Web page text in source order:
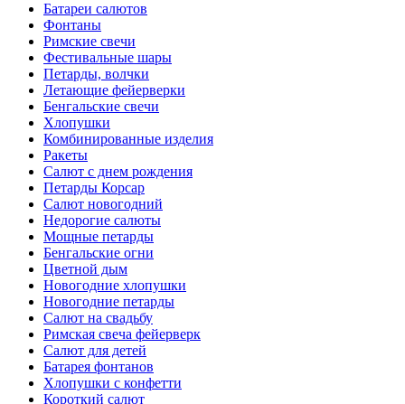
Батареи салютов
Фонтаны
Римские свечи
Фестивальные шары
Петарды, волчки
Летающие фейерверки
Бенгальские свечи
Хлопушки
Комбинированные изделия
Ракеты
Салют с днем рождения
Петарды Корсар
Салют новогодний
Недорогие салюты
Мощные петарды
Бенгальские огни
Цветной дым
Новогодние хлопушки
Новогодние петарды
Салют на свадьбу
Римская свеча фейерверк
Салют для детей
Батарея фонтанов
Хлопушки с конфетти
Короткий салют